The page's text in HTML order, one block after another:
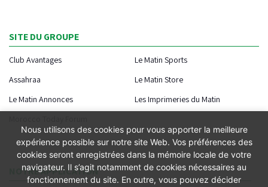
SITE DU GROUPE
Club Avantages
Le Matin Sports
Assahraa
Le Matin Store
Le Matin Annonces
Les Imprimeries du Matin
NOTRE APPLICATION
Nous utilisons des cookies pour vous apporter la meilleure
expérience possible sur notre site Web. Vos préférences des
cookies seront enregistrées dans la mémoire locale de votre
navigateur. Il s’agit notamment de cookies nécessaires au
fonctionnement du site. En outre, vous pouvez décider